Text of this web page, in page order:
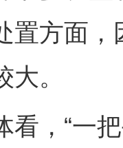
置方面
。
，“一把